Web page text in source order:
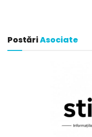
PostăriAsociate